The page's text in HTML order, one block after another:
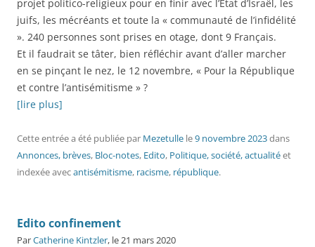
projet politico-religieux pour en finir avec l’État d’Israël, les
juifs, les mécréants et toute la « communauté de l’infidélité
». 240 personnes sont prises en otage, dont 9 Français.
Et il faudrait se tâter, bien réfléchir avant d’aller marcher
en se pinçant le nez, le 12 novembre, « Pour la République
et contre l’antisémitisme » ?
[lire plus]
Cette entrée a été publiée par Mezetulle le9 novembre 2023dans
Annonces, brèves, Bloc-notes, Edito, Politique, société, actualitéet
indexée avecantisémitisme, racisme, république.
Edito confinement
ParCatherine Kintzler, le 21 mars 2020